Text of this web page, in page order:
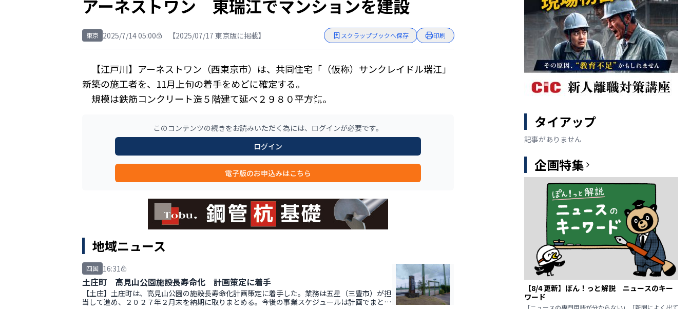
アーネストワン 東瑞江でマンションを建設
東京 2025/7/14 05:00 【2025/07/17 東京版に掲載】 スクラップブックへ保存 印刷
【江戸川】アーネストワン（西東京市）は、共同住宅「（仮称）サンクレイドル瑞江」
新築の施工者を、11月上旬の着手をめどに確定する。
規模は鉄筋コンクリート造５階建て延べ２９８０平方㍍。
このコンテンツの続きをお読みいただく為には、ログインが必要です。
ログイン
電子版のお申込みはこちら
地域ニュース
四国 16:31
土庄町 高見山公園施設長寿命化 計画策定に着手
【土庄】土庄町は、高見山公園の施設長寿命化計画策定に着手した。業務は五星（三豊市）が担
当して進め、２０２７年２月末を納期に取りまとめる。今後の事業スケジュールは計画でまとめ
タイアップ
記事がありません
企画特集
【8/4 更新】ぽん！っと解説 ニュースのキー
ワード
「ニュースの専門用語が分からない」「新聞によく出て